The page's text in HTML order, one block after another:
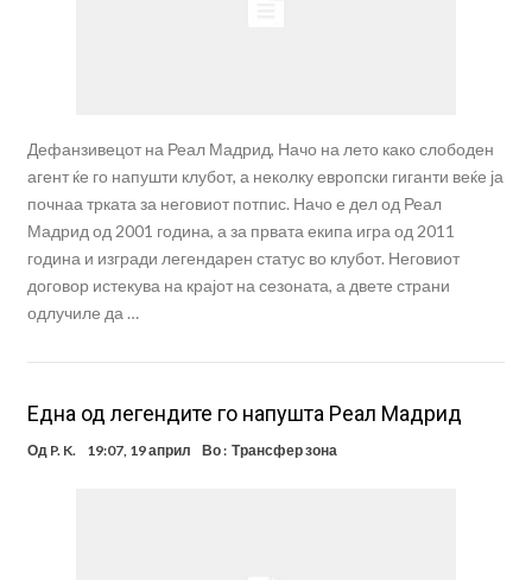
Дефанзивецот на Реал Мадрид, Начо на лето како слободен
агент ќе го напушти клубот, а неколку европски гиганти веќе ја
почнаа трката за неговиот потпис. Начо е дел од Реал
Мадрид од 2001 година, а за првата екипа игра од 2011
година и изгради легендарен статус во клубот. Неговиот
договор истекува на крајот на сезоната, а двете страни
одлучиле да …
Една од легендите го напушта Реал Мадрид
Од P. K. 19:07, 19 април Во : Трансфер зона